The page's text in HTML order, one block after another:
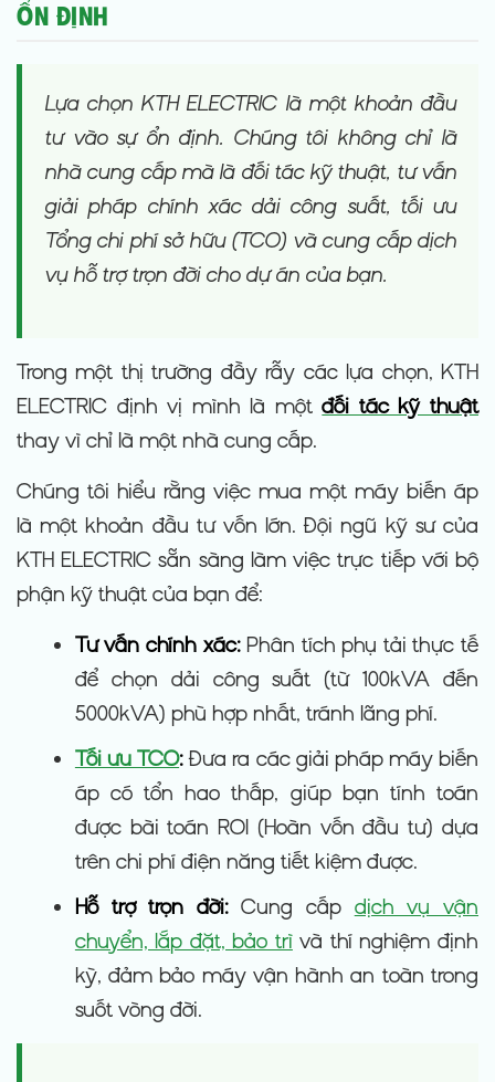
Ổn định
Lựa chọn KTH ELECTRIC là một khoản đầu
tư vào sự ổn định. Chúng tôi không chỉ là
nhà cung cấp mà là đối tác kỹ thuật, tư vấn
giải pháp chính xác dải công suất, tối ưu
Tổng chi phí sở hữu (TCO) và cung cấp dịch
vụ hỗ trợ trọn đời cho dự án của bạn.
Trong một thị trường đầy rẫy các lựa chọn, KTH
ELECTRIC định vị mình là mộtđối tác kỹ thuật
thay vì chỉ là một nhà cung cấp.
Chúng tôi hiểu rằng việc mua một máy biến áp
là một khoản đầu tư vốn lớn. Đội ngũ kỹ sư của
KTH ELECTRIC sẵn sàng làm việc trực tiếp với bộ
phận kỹ thuật của bạn để:
Tư vấn chính xác:Phân tích phụ tải thực tế
để chọn dải công suất (từ 100kVA đến
5000kVA) phù hợp nhất, tránh lãng phí.
Tối ưu TCO:Đưa ra các giải pháp máy biến
áp có tổn hao thấp, giúp bạn tính toán
được bài toán ROI (Hoàn vốn đầu tư) dựa
trên chi phí điện năng tiết kiệm được.
Hỗ trợ trọn đời:Cung cấp dịch vụ vận
chuyển, lắp đặt, bảo trìvà thí nghiệm định
kỳ, đảm bảo máy vận hành an toàn trong
suốt vòng đời.